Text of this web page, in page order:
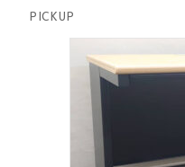
PICKUP